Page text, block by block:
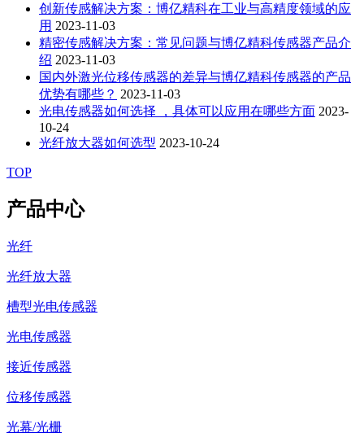
创新传感解决方案：博亿精科在工业与高精度领域的应
用 2023-11-03
精密传感解决方案：常见问题与博亿精科传感器产品介
绍 2023-11-03
国内外激光位移传感器的差异与博亿精科传感器的产品
优势有哪些？ 2023-11-03
光电传感器如何选择 ，具体可以应用在哪些方面 2023-
10-24
光纤放大器如何选型 2023-10-24
TOP
产品中心
光纤
光纤放大器
槽型光电传感器
光电传感器
接近传感器
位移传感器
光幕/光栅